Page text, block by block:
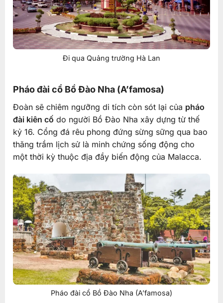
Đi qua Quảng trường Hà Lan
Pháo đài cổ Bồ Đào Nha (A’famosa)
Đoàn sẽ chiêm ngưỡng di tích còn sót lại của pháo
đài kiên cố do người Bồ Đào Nha xây dựng từ thế
kỷ 16. Cổng đá rêu phong đứng sừng sững qua bao
thăng trầm lịch sử là minh chứng sống động cho
một thời kỳ thuộc địa đầy biến động của Malacca.
Pháo đài cổ Bồ Đào Nha (A’famosa)